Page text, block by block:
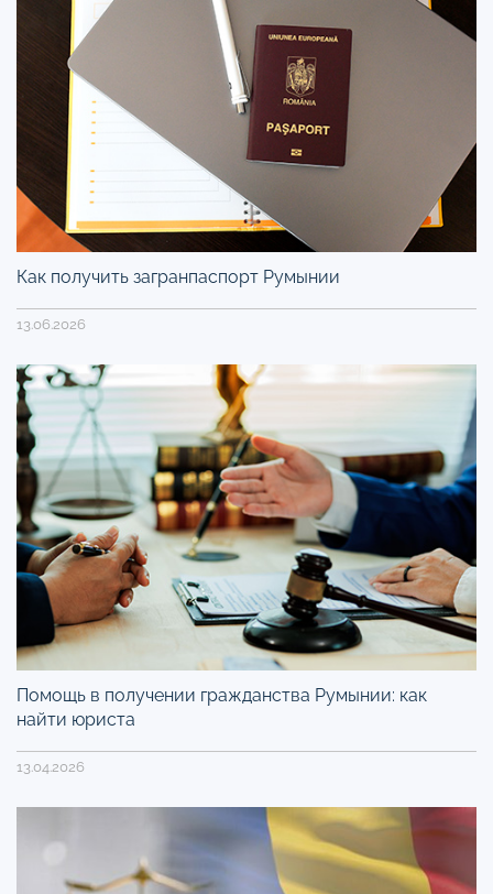
Как получить загранпаспорт Румынии
13.06.2026
Помощь в получении гражданства Румынии: как
найти юриста
13.04.2026